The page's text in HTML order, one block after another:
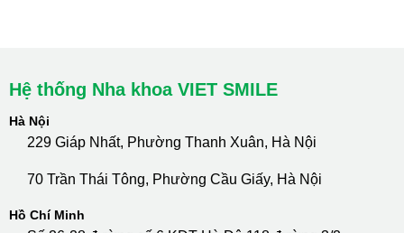
Hệ thống Nha khoa VIET SMILE
Hà Nội
229 Giáp Nhất, Phường Thanh Xuân, Hà Nội
70 Trần Thái Tông, Phường Cầu Giấy, Hà Nội
Hồ Chí Minh